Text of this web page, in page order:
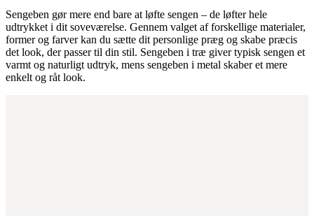
Sengeben gør mere end bare at løfte sengen – de løfter hele
udtrykket i dit soveværelse. Gennem valget af forskellige materialer,
former og farver kan du sætte dit personlige præg og skabe præcis
det look, der passer til din stil. Sengeben i træ giver typisk sengen et
varmt og naturligt udtryk, mens sengeben i metal skaber et mere
enkelt og råt look.